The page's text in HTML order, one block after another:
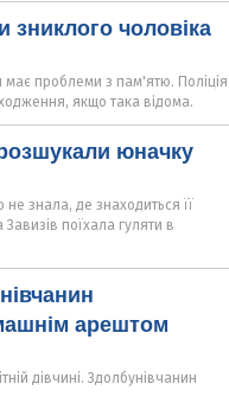
зниклого чоловіка
має проблеми з пам'ятю. Поліція
якщо така відома.
юначку
знала, де знаходиться її
поїхала гуляти в
арештом
дівчині. Здолбунівчанин